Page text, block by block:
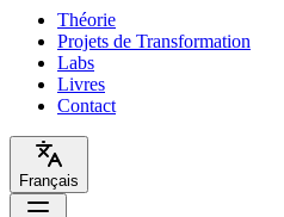
Théorie
Projets de Transformation
Labs
Livres
Contact
Français